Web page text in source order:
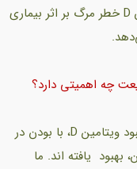
استخوان‌ها، ارزشمند است و كاهش ویتامین D خطر مرگ بر اثر بیماری
چه اهمیتی دارد؟
شمار اندکی از كودكانِ نرم‌استخوان بر اثر كمبود ویتامین D، با بودن در
بهبود یافته اند. ما